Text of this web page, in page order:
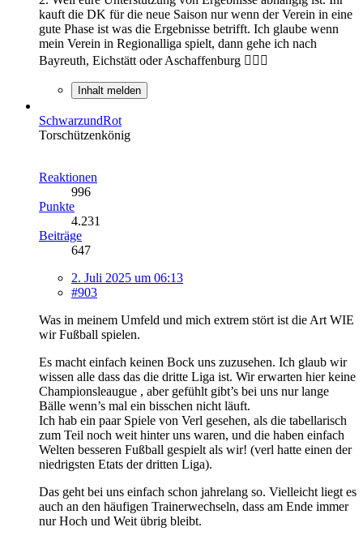
kauft die DK für die neue Saison nur wenn der Verein in eine
gute Phase ist was die Ergebnisse betrifft. Ich glaube wenn
mein Verein in Regionalliga spielt, dann gehe ich nach
Bayreuth, Eichstätt oder Aschaffenburg 🤷🏿‍♂️
Inhalt melden
SchwarzundRot
Torschützenkönig
Reaktionen
996
Punkte
4.231
Beiträge
647
2. Juli 2025 um 06:13
#903
Was in meinem Umfeld und mich extrem stört ist die Art WIE
wir Fußball spielen.
Es macht einfach keinen Bock uns zuzusehen. Ich glaub wir
wissen alle dass das die dritte Liga ist. Wir erwarten hier keine
Championsleaugue , aber gefühlt gibt’s bei uns nur lange
Bälle wenn’s mal ein bisschen nicht läuft.
Ich hab ein paar Spiele von Verl gesehen, als die tabellarisch
zum Teil noch weit hinter uns waren, und die haben einfach
Welten besseren Fußball gespielt als wir! (verl hatte einen der
niedrigsten Etats der dritten Liga).
Das geht bei uns einfach schon jahrelang so. Vielleicht liegt es
auch an den häufigen Trainerwechseln, dass am Ende immer
nur Hoch und Weit übrig bleibt.